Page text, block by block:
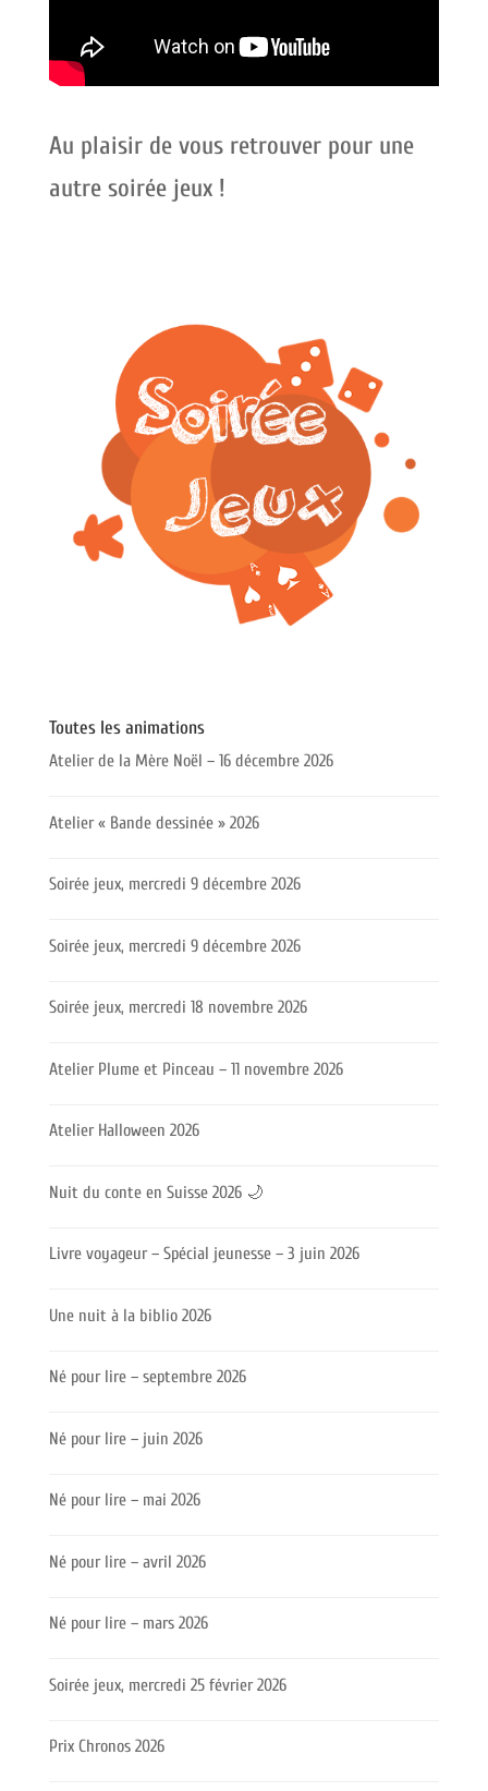
Au plaisir de vous retrouver pour une
autre soirée jeux !
Toutes les animations
Atelier de la Mère Noël – 16 décembre 2026
Atelier « Bande dessinée » 2026
Soirée jeux, mercredi 9 décembre 2026
Soirée jeux, mercredi 9 décembre 2026
Soirée jeux, mercredi 18 novembre 2026
Atelier Plume et Pinceau – 11 novembre 2026
Atelier Halloween 2026
Nuit du conte en Suisse 2026 🌙
Livre voyageur – Spécial jeunesse – 3 juin 2026
Une nuit à la biblio 2026
Né pour lire – septembre 2026
Né pour lire – juin 2026
Né pour lire – mai 2026
Né pour lire – avril 2026
Né pour lire – mars 2026
Soirée jeux, mercredi 25 février 2026
Prix Chronos 2026